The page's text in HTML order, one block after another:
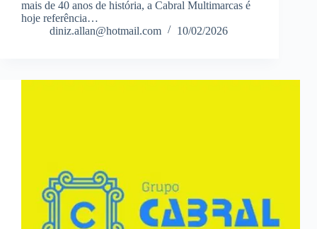
mais de 40 anos de história, a Cabral Multimarcas é
hoje referência…
diniz.allan@hotmail.com
10/02/2026